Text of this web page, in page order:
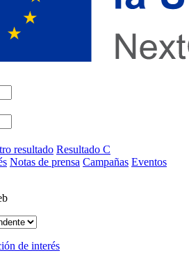
resultado Resultado C
Notas de prensa Campañas Eventos
de interés